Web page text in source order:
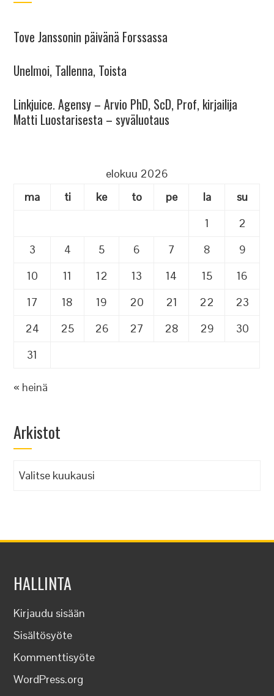
Tove Janssonin päivänä Forssassa
Unelmoi, Tallenna, Toista
Linkjuice. Agensy – Arvio PhD, ScD, Prof, kirjailija
Matti Luostarisesta – syväluotaus
elokuu 2026
ma
ti ke to pe la
su
1
2
3
4 5 6 7 8
9
10
11 12 13 14 15
16
17
18 19 20 21 22
23
24
25 26 27 28 29
30
31
« heinä
Arkistot
Arkistot
HALLINTA
Kirjaudu sisään
Sisältösyöte
Kommenttisyöte
WordPress.org